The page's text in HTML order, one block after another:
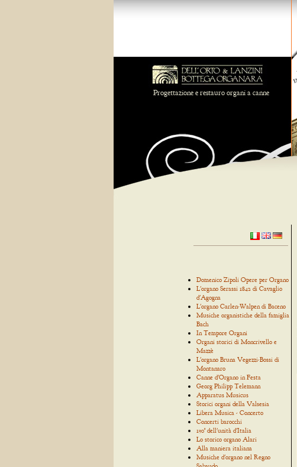
Progettazione e restauro organi a canne
Domenico Zipoli Opere per Organo
L'organo Serassi 1842 di Cavaglio
d'Agogna
L'organo Carlen-Walpen di Baceno
Musiche organistiche della famiglia
Bach
In Tempore Organi
Organi storici di Moncrivello e
Mazzè
L'organo Bruna Vegezzi-Bossi di
Montanaro
Canne d'Organo in Festa
Georg Philipp Telemann
Apparatus Musicus
Storici organi della Valsesia
Libera Musica - Concerto
Concerti barocchi
150° dell'unità d'Italia
Lo storico organo Alari
Alla maniera italiana
Musiche d'organo nel Regno